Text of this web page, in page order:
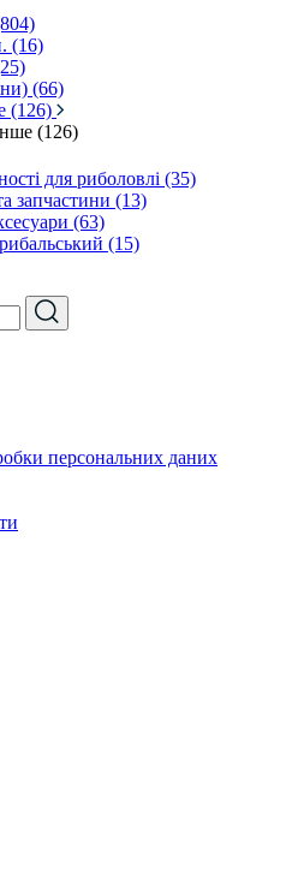
(16)
(66)
(126)
(126)
для риболовлі (35)
запчастини (13)
(63)
(15)
персональних даних